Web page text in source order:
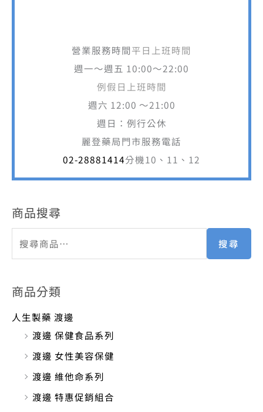
營業服務時間平日上班時間
週一～週五 10:00～22:00
例假日上班時間
週六 12:00 ～21:00
週日：例行公休
麗登藥局門市服務電話
02-28881414分機10、11、12
商品搜尋
搜尋
商品分類
人生製藥 渡邊
渡邊 保健食品系列
渡邊 女性美容保健
渡邊 維他命系列
渡邊 特惠促銷組合